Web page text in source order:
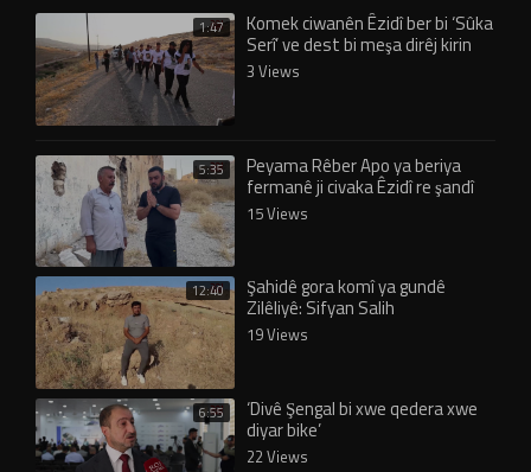
1:47 Komek ciwanên Êzidî ber bi ‘Sûka
Serî’ ve dest bi meşa dirêj kirin
3 Views
5:35 Peyama Rêber Apo ya beriya
fermanê ji civaka Êzidî re şandî
eşkere bû!
15 Views
12:40 Şahidê gora komî ya gundê
Zilêliyê: Sifyan Salih
19 Views
6:55 ‘Divê Şengal bi xwe qedera xwe
diyar bike’
22 Views